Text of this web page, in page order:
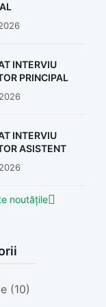
INTERVIU
PRINCIPAL
INTERVIU
ASISTENT
noutățile
(10)